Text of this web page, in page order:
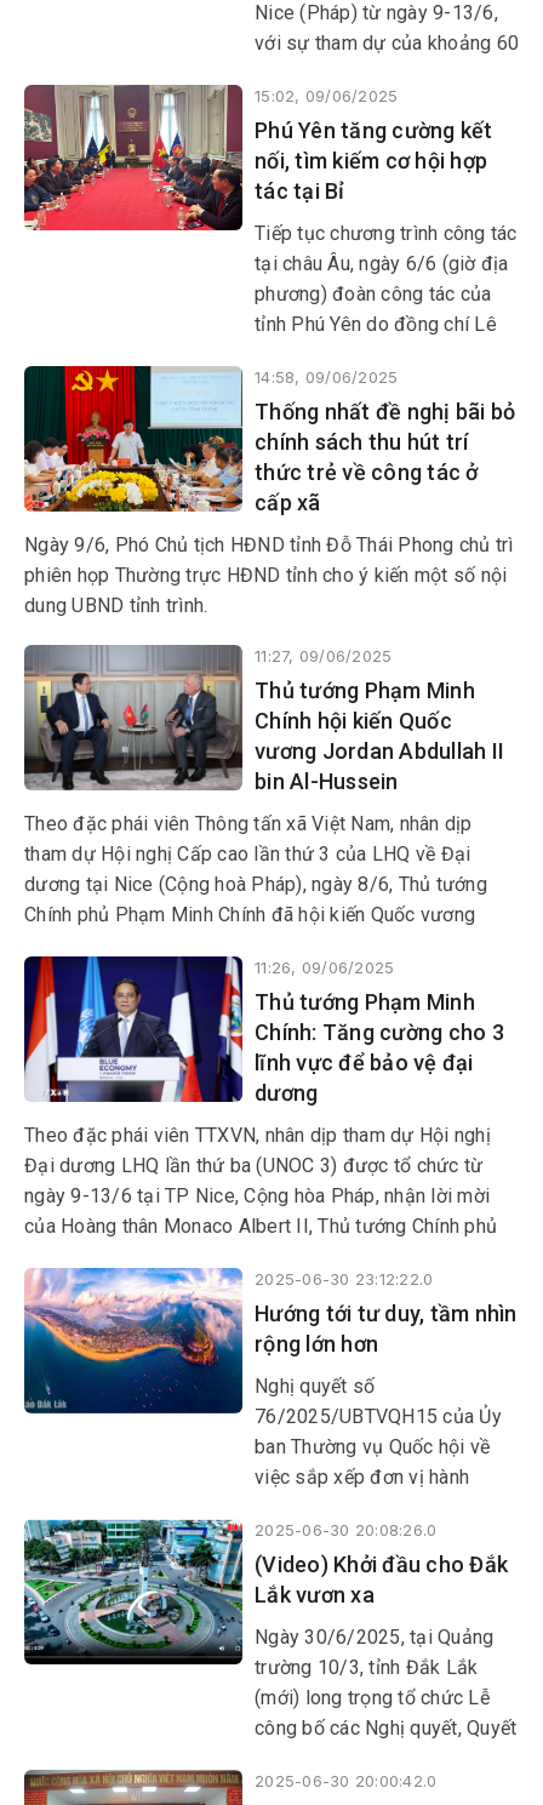
Nice (Pháp) từ ngày 9-13/6,
với sự tham dự của khoảng 60
đứng đầu chính phủ, cùng
hàng nghìn đại biểu đến từ
các tổ chức tài chính quốc tế,
tổ chức phi chính phủ, cộng
đồng khoa học và khu vực tư
nhân.
15:02, 09/06/2025
Phú Yên tăng cường kết
nối, tìm kiếm cơ hội hợp
tác tại Bỉ
Tiếp tục chương trình công tác
tại châu Âu, ngày 6/6 (giờ địa
phương) đoàn công tác của
tỉnh Phú Yên do đồng chí Lê
vụ Tỉnh ủy, Phó Chủ tịch
thường trực UBND tỉnh làm
trưởng đoàn có buổi làm việc
với Đại sứ đặc mệnh toàn
quyền Việt Nam tại Vương
quốc Bỉ Nguyễn Văn Thảo
cùng cán bộ, nhân viên đại sứ
14:58, 09/06/2025
Thống nhất đề nghị bãi bỏ
chính sách thu hút trí
thức trẻ về công tác ở
cấp xã
Ngày 9/6, Phó Chủ tịch HĐND tỉnh Đỗ Thái Phong chủ trì
phiên họp Thường trực HĐND tỉnh cho ý kiến một số nội
dung UBND tỉnh trình.
11:27, 09/06/2025
Thủ tướng Phạm Minh
Chính hội kiến Quốc
vương Jordan Abdullah II
bin Al-Hussein
Theo đặc phái viên Thông tấn xã Việt Nam, nhân dịp
tham dự Hội nghị Cấp cao lần thứ 3 của LHQ về Đại
dương tại Nice (Cộng hoà Pháp), ngày 8/6, Thủ tướng
Chính phủ Phạm Minh Chính đã hội kiến Quốc vương
11:26, 09/06/2025
Thủ tướng Phạm Minh
Chính: Tăng cường cho 3
lĩnh vực để bảo vệ đại
dương
Theo đặc phái viên TTXVN, nhân dịp tham dự Hội nghị
Đại dương LHQ lần thứ ba (UNOC 3) được tổ chức từ
ngày 9-13/6 tại TP Nice, Cộng hòa Pháp, nhận lời mời
của Hoàng thân Monaco Albert II, Thủ tướng Chính phủ
đã tham dự Diễn đàn Kinh tế và Tài chính xanh tại Công
quốc Monaco.
2025-06-30 23:12:22.0
Hướng tới tư duy, tầm nhìn
rộng lớn hơn
Nghị quyết số
76/2025/UBTVQH15 của Ủy
ban Thường vụ Quốc hội về
việc sắp xếp đơn vị hành
chứng rõ nét cho tầm nhìn xa
và quyết tâm đổi mới mạnh
mẽ của Đảng và Nhà nước.
2025-06-30 20:08:26.0
(Video) Khởi đầu cho Đắk
Lắk vươn xa
Ngày 30/6/2025, tại Quảng
trường 10/3, tỉnh Đắk Lắk
(mới) long trọng tổ chức Lễ
công bố các Nghị quyết, Quyết
ương và địa phương về việc
2025-06-30 20:00:42.0